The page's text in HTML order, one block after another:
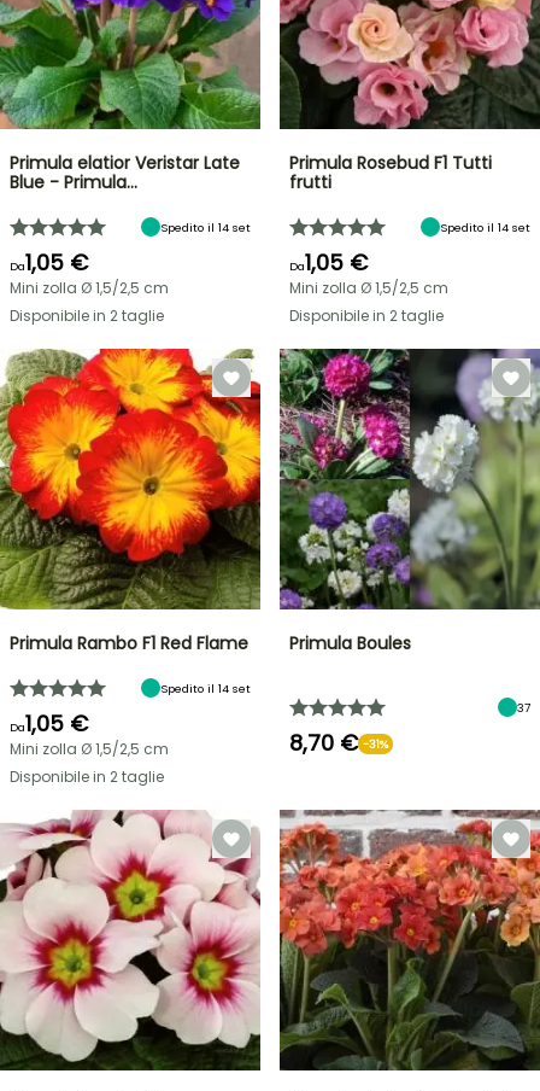
Primula elatior Veristar Late
Blue - Primula…
Spedito il 14 set
Da1,05 €
Mini zolla Ø 1,5/2,5 cm
Disponibile in 2 taglie
Primula Rosebud F1 Tutti
frutti
Spedito il 14 set
Da1,05 €
Mini zolla Ø 1,5/2,5 cm
Disponibile in 2 taglie
Primula Rambo F1 Red Flame
Spedito il 14 set
Da1,05 €
Mini zolla Ø 1,5/2,5 cm
Disponibile in 2 taglie
Primula Boules
37
8,70 € -31%